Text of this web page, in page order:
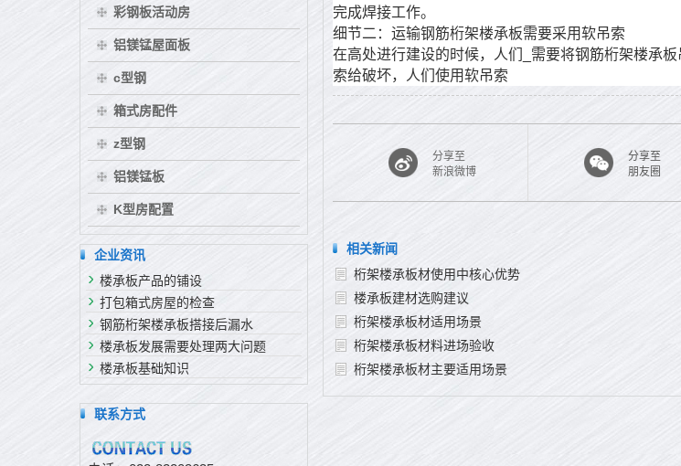
完成焊接工作。
细节二：运输钢筋桁架楼承板需要采用软吊索
在高处进行建设的时候，人们_需要将钢筋桁架楼承
索给破坏，人们使用软吊索
分享至
新浪微博
分享至
朋友圈
相关新闻
桁架楼承板材使用中核心优势
楼承板建材选购建议
桁架楼承板材适用场景
桁架楼承板材料进场验收
桁架楼承板材主要适用场景
彩钢板活动房
铝镁锰屋面板
c型钢
箱式房配件
z型钢
铝镁锰板
K型房配置
企业资讯
楼承板产品的铺设
打包箱式房屋的检查
钢筋桁架楼承板搭接后漏水
楼承板发展需要处理两大问题
楼承板基础知识
联系方式